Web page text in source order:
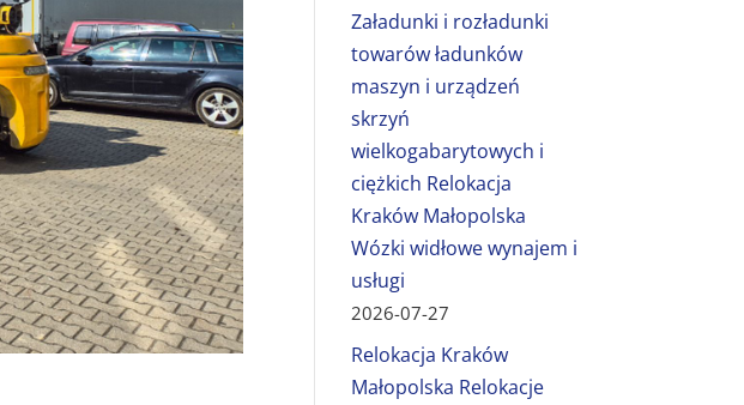
Załadunki i rozładunki
towarów ładunków
maszyn i urządzeń
skrzyń
wielkogabarytowych i
ciężkich Relokacja
Kraków Małopolska
Wózki widłowe wynajem i
usługi
2026-07-27
Relokacja Kraków
Małopolska Relokacje